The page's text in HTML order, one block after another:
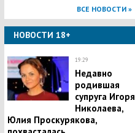
ВСЕ НОВОСТИ »
НОВОСТИ 18+
19:29
Недавно
родившая
супруга Игоря
Николаева,
Юлия Проскурякова,